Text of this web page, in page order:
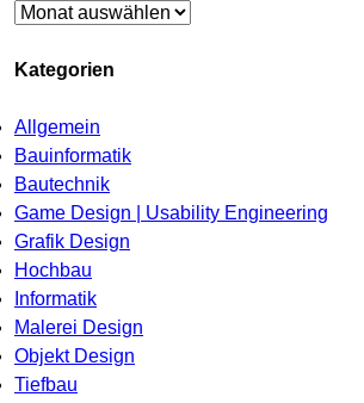
Archiv
Kategorien
Allgemein
Bauinformatik
Bautechnik
Game Design | Usability Engineering
Grafik Design
Hochbau
Informatik
Malerei Design
Objekt Design
Tiefbau